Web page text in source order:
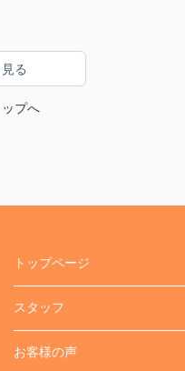
る
プへ
トップページ
スタッフ
お客様の声